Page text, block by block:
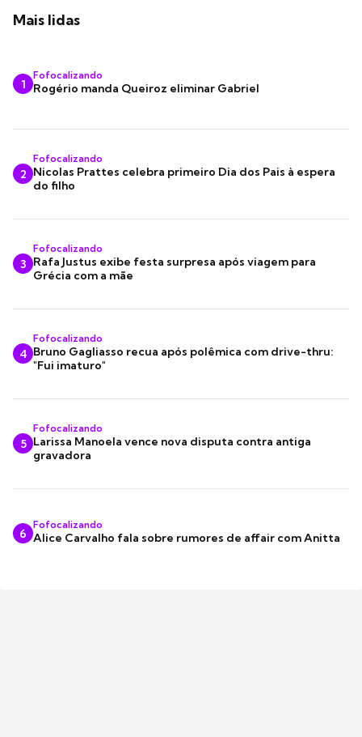
Mais lidas
1
Fofocalizando
Rogério manda Queiroz eliminar Gabriel
2
Fofocalizando
Nicolas Prattes celebra primeiro Dia dos Pais à espera
do filho
3
Fofocalizando
Rafa Justus exibe festa surpresa após viagem para
Grécia com a mãe
4
Fofocalizando
Bruno Gagliasso recua após polêmica com drive-thru:
"Fui imaturo"
5
Fofocalizando
Larissa Manoela vence nova disputa contra antiga
gravadora
6
Fofocalizando
Alice Carvalho fala sobre rumores de affair com Anitta